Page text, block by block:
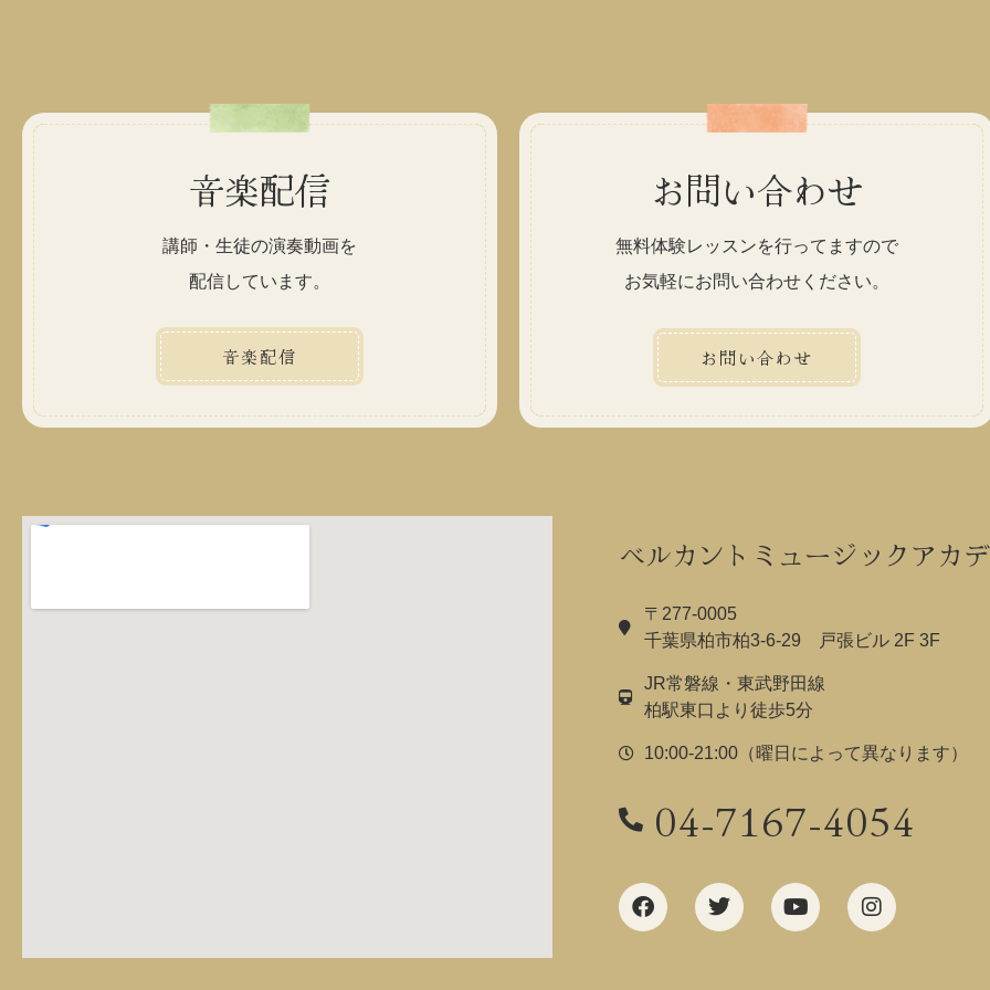
音楽配信
講師・生徒の演奏動画を
配信しています。
音楽配信
お問い合わせ
無料体験レッスンを行ってますので
お気軽にお問い合わせください。
お問い合わせ
ベルカントミュージックアカ
〒277-0005
千葉県柏市柏3-6-29 戸張ビル 2F 3F
JR常磐線・東武野田線
柏駅東口より徒歩5分
10:00-21:00（曜日によって異なります）
04-7167-4054